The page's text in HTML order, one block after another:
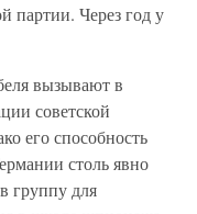
партии. Через год у
вызывают в
советской
его способность
столь явно
группу для